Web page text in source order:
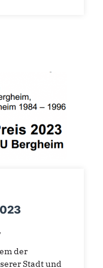
der
Stadt und